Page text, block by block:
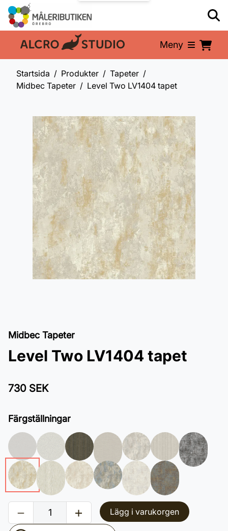
En del av: Meny
Startsida Produkter
Tapeter
Midbec Tapeter
Level Two LV1404 tapet
Midbec Tapeter
Level Two LV1404 tapet
730 SEK
Färgställningar
Lägg i varukorgen